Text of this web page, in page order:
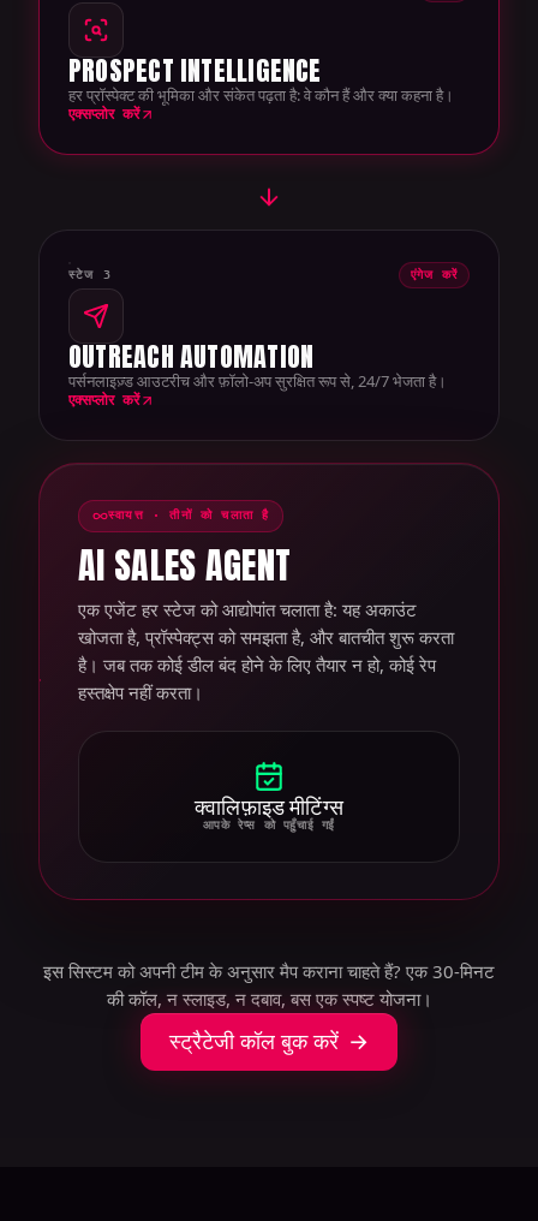
PROSPECT INTELLIGENCE
हर प्रॉस्पेक्ट की भूमिका और संकेत पढ़ता है: वे कौन हैं और क्या कहना है।
एक्सप्लोर करें
स्टेज 3 एंगेज करें
OUTREACH AUTOMATION
पर्सनलाइज़्ड आउटरीच और फ़ॉलो-अप सुरक्षित रूप से, 24/7 भेजता है।
एक्सप्लोर करें
स्वायत्त · तीनों को चलाता है
AI SALES AGENT
एक एजेंट हर स्टेज को आद्योपांत चलाता है: यह अकाउंट
खोजता है, प्रॉस्पेक्ट्स को समझता है, और बातचीत शुरू करता
है। जब तक कोई डील बंद होने के लिए तैयार न हो, कोई रेप
हस्तक्षेप नहीं करता।
क्वालिफ़ाइड मीटिंग्स
आपके रेप्स को पहुँचाई गईं
इस सिस्टम को अपनी टीम के अनुसार मैप कराना चाहते हैं? एक 30-मिनट
की कॉल, न स्लाइड, न दबाव, बस एक स्पष्ट योजना।
स्ट्रैटेजी कॉल बुक करें